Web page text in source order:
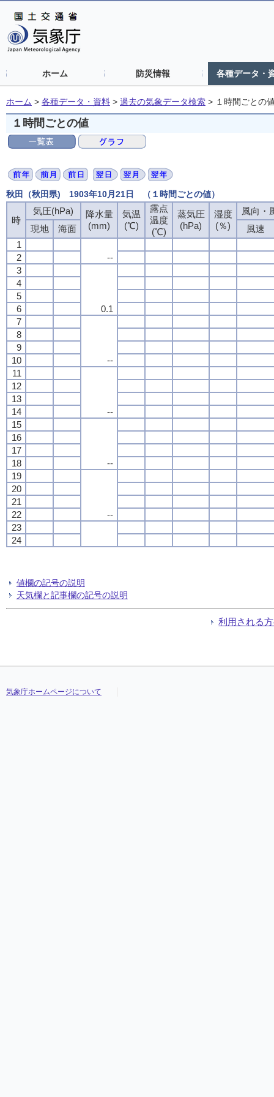
ホーム 防災情報 各種データ・
ホーム > 各種データ・資料 > 過去の気象データ検索 > １時間ごとの
１時間ごとの値
秋田（秋田県) 1903年10月21日 （１時間ごとの値）
時
気圧(hPa)
降水量
(mm)
気温
(℃)
露点
温度
(℃)
蒸気圧
(hPa)
湿度
(％)
風向・
現地
海面
風速
1
--
2
3
0.1
4
5
6
7
--
8
9
10
11
--
12
13
14
15
--
16
17
18
19
--
20
21
22
23
24
値欄の記号の説明
天気欄と記事欄の記号の説明
利用される
気象庁ホームページについて